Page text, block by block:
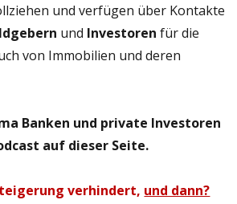
und verfügen über Kontakte
und Investoren für die
von Immobilien und deren
Banken und private Investoren
auf dieser Seite.
verhindert, und dann?